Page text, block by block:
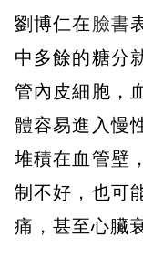
劉博仁在 臉書
中多餘的糖分
管內皮細胞，
體容易進入慢
堆積在血管壁
制不好，也可
痛，甚至心臟